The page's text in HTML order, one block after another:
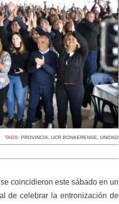
TAGS:PROVINCIA ,UCR BONAERENSE ,UNIDAD
coincidieron este sábado en un
de celebrar la entronización de